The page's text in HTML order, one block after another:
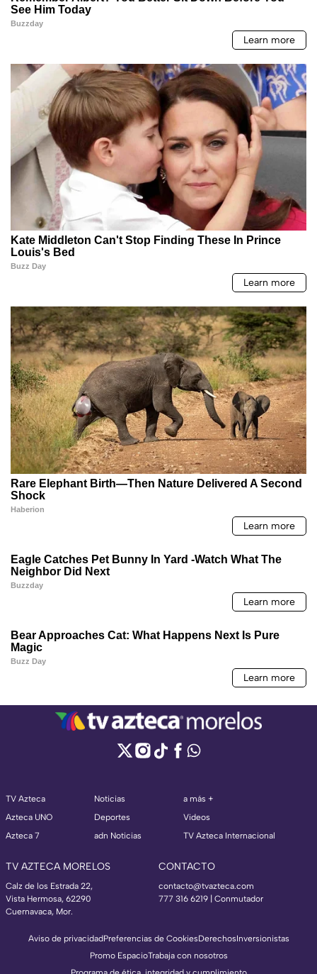
TV Azteca
Azteca UNO
Azteca 7
Noticias
Deportes
adn Noticias
a más +
Videos
TV Azteca Internacional
TV AZTECA MORELOS
Calz de los Estrada 22,
Vista Hermosa, 62290
Cuernavaca, Mor.
CONTACTO
contacto@tvazteca.com
777 316 6219 | Conmutador
Aviso de privacidadPreferencias de CookiesDerechosInversionistas
Promo EspacioTrabaja con nosotros